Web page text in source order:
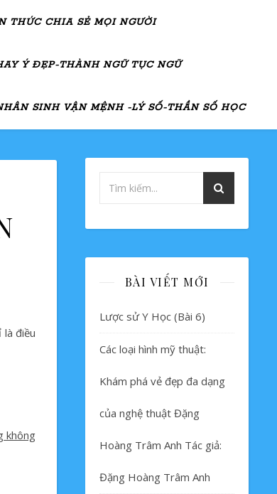
THỨC CHIA SẺ MỌI NGƯỜI
Ý ĐẸP-THÀNH NGỮ TỤC NGỮ
SINH VẬN MỆNH -LÝ SỐ-THẦN SỐ HỌC
điều
không
BÀI VIẾT MỚI
Lược sử Y Học (Bài 6)
Các loại hình mỹ thuật:
Khám phá vẻ đẹp đa dạng
của nghệ thuật Đặng
Hoàng Trâm Anh Tác giả:
Đặng Hoàng Trâm Anh